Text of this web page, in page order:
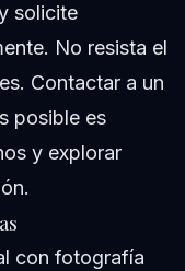
solicite
No resista el
Contactar a un
posible es
y explorar
con fotografía